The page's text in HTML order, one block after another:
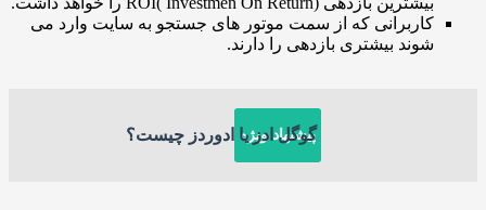
که از سمت موتور های جستجو به سایت وارد می
بیشتری بازدهی را دارند.
پیشنهاد ویژه
گوگل ادز یا ادوردز چیست؟